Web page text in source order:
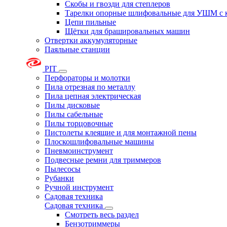
Скобы и гвозди для степлеров
Тарелки опорные шлифовальные для УШМ с
Цепи пильные
Щётки для брашировальных машин
Отвертки аккумуляторные
Паяльные станции
PIT
Перфораторы и молотки
Пила отрезная по металлу
Пила цепная электрическая
Пилы дисковые
Пилы сабельные
Пилы торцовочные
Пистолеты клеящие и для монтажной пены
Плоскошлифовальные машины
Пневмоинструмент
Подвесные ремни для триммеров
Пылесосы
Рубанки
Ручной инструмент
Садовая техника
Садовая техника
Смотреть весь раздел
Бензотриммеры